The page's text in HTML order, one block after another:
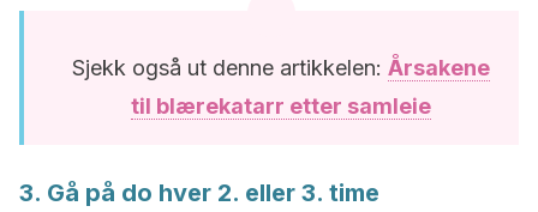
Sjekk også ut denne artikkelen: Årsakene
til blærekatarr etter samleie
3. Gå på do hver 2. eller 3. time